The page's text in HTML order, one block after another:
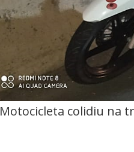
Motocicleta colidiu na